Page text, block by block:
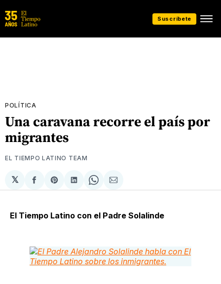
Suscríbete
POLÍTICA
Una caravana recorre el país por
migrantes
EL TIEMPO LATINO TEAM
𝕏
Compartir
en
Share
on
Compartir
en
Share
on
Compartir
via
El Tiempo Latino con el Padre Solalinde